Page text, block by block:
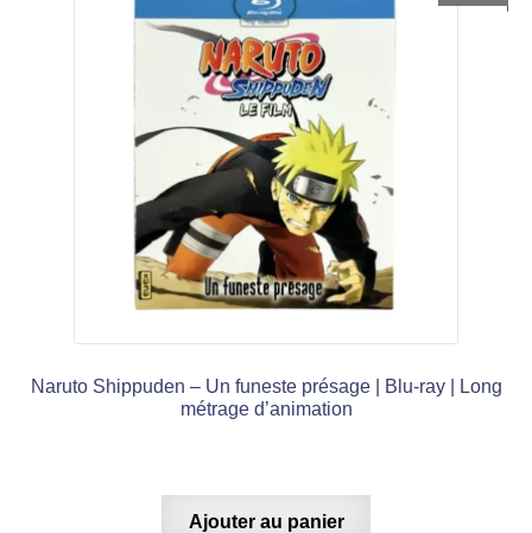
Naruto Shippuden – Un funeste présage | Blu-ray | Long
métrage d’animation
Ajouter au panier